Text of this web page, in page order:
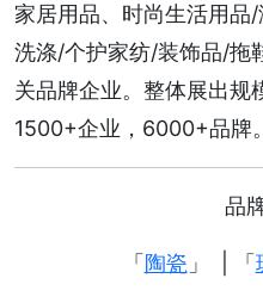
家居用品、时尚生活用
洗涤/个护家纺/装饰品/拖
关品牌企业。整体展出规
1500+企业，6000+品牌。
品
「 陶瓷 」 | 「